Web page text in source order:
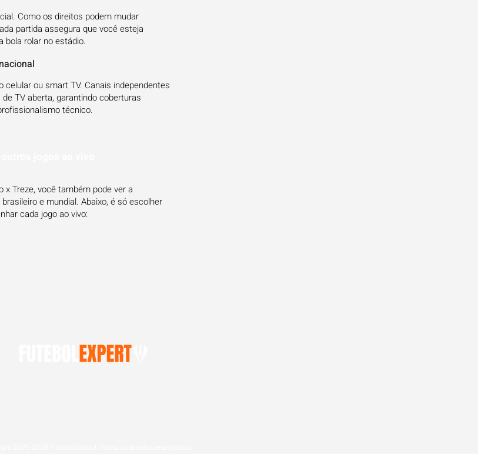
Como os direitos podem mudar
partida assegura que você esteja
bola rolar no estádio.
ou smart TV. Canais independentes
TV aberta, garantindo coberturas
técnico.
Treze, você também pode ver a
e mundial. Abaixo, é só escolher
cada jogo ao vivo: